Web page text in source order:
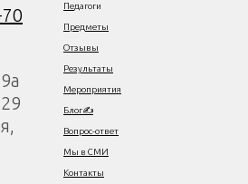
Педагоги
Предметы
Отзывы
Результаты
Мероприятия
Блог✍
Вопрос-ответ
Мы в СМИ
Контакты